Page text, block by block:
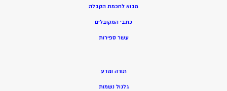
מבוא לחכמת הקבלה
כתבי המקובלים
עשר ספירות
תורה ומדע
גלגול נשמות